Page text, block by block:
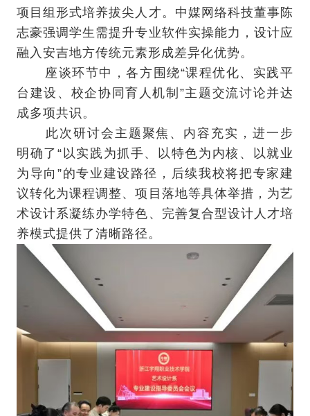
项目组形式培养拔尖人才。中媒网络科技董事陈
志豪强调学生需提升专业软件实操能力，设计应
融入安吉地方传统元素形成差异化优势。
座谈环节中，各方围绕“课程优化、实践平
台建设、校企协同育人机制”主题交流讨论并达
成多项共识。
此次研讨会主题聚焦、内容充实，进一步
明确了“以实践为抓手、以特色为内核、以就业
为导向”的专业建设路径，后续我校将把专家建
议转化为课程调整、项目落地等具体举措，为艺
术设计系凝练办学特色、完善复合型设计人才培
养模式提供了清晰路径。